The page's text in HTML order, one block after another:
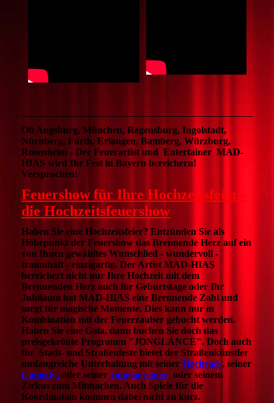
Ob Augsburg, München, Regensburg, Ingolstadt,
Nürnberg, Fürth, Erlangen, Bamberg, Würzburg,
Rosenheim - Der Feuerartist und Entertainer MAD-
HIAS wird Ihr Fest in Bayern bereichern!
Versprochen!
Feuershow für Ihre Hochzeitsfeier -
die Hochzeitsfeuershow
Haben Sie eine Hochzeitsfeier? Entzünden Sie als
Höhepunkt der Feuershow das Brennende Herz auf ein
von Ihnen gewähltes Wunschlied - wundervoll -
traumhaft - einzigartig. Der Artist MAD-HIAS
bereichert nicht nur Ihre Hochzeit mit dem
Brennenden Herz auch für Geburtstage oder Ihr
Jubiläum hat MAD-HIAS eine Brennende Zahl und
sorgt für magische Momente. Dies kann nur in
Kombination mit der Feuerzauber gebucht werden.
Haben Sie eine Gala, dann buchen Sie doch das
preisgekrönte Programm "JONGLANCE". Doch auch
für Stadt- und Straßenfeste bietet der Straßenkünstler
umfangreiche Unterhaltung mit seiner Hochrad-, seiner
Comedy- oder seiner Jonglageshow oder seinem
Zirkus zum Mitmachen. Auch Spiele für die
Koordination kommen dabei nicht zu kurz.